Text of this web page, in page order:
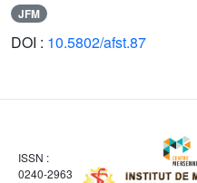
JFM
DOI : 10.5802/afst.87
ISSN :
0240-2963